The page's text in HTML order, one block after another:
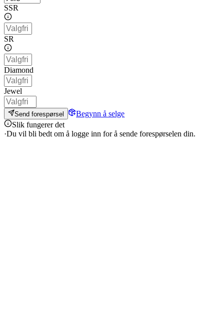
SSR
SR
Diamond
Jewel
Send forespørsel
Begynn å selge
Slik fungerer det
·Du vil bli bedt om å logge inn for å sende forespørselen din.